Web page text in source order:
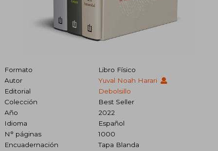
Formato
Libro Físico
Autor
Yuval Noah Harari
Editorial
Debolsillo
Colección
Best Seller
Año
2022
Idioma
Español
N° páginas
1000
Encuadernación
Tapa Blanda